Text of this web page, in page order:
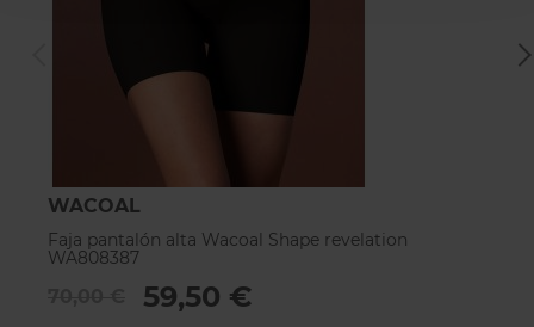
WACOAL
Faja pantalón alta Wacoal Shape revelation
WA808387
59,50 €